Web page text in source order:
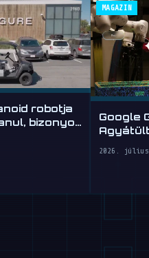
robotja
bizonyos
MAGAZIN
Google
2026. július